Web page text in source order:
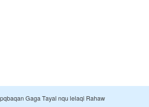
Gaga Tayal nqu lelaqi Rahaw